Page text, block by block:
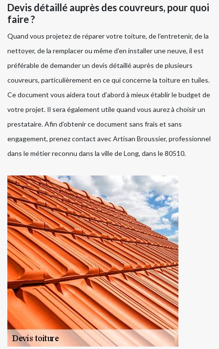
Devis détaillé auprès des couvreurs, pour quoi
faire ?
Quand vous projetez de réparer votre toiture, de l’entretenir, de la
nettoyer, de la remplacer ou même d’en installer une neuve, il est
préférable de demander un devis détaillé auprès de plusieurs
couvreurs, particulièrement en ce qui concerne la toiture en tuiles.
Ce document vous aidera tout d’abord à mieux établir le budget de
votre projet. Il sera également utile quand vous aurez à choisir un
prestataire. Afin d’obtenir ce document sans frais et sans
engagement, prenez contact avec Artisan Broussier, professionnel
dans le métier reconnu dans la ville de Long, dans le 80510.